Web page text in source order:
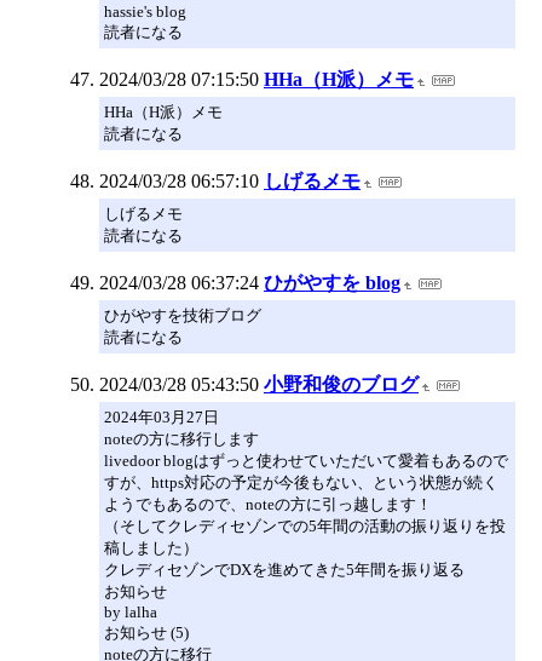
hassie's blog
読者になる
2024/03/28 07:15:50 HHa（H派）メモ
HHa（H派）メモ
読者になる
2024/03/28 06:57:10 しげるメモ
しげるメモ
読者になる
2024/03/28 06:37:24 ひがやすを blog
ひがやすを技術ブログ
読者になる
2024/03/28 05:43:50 小野和俊のブログ
2024年03月27日
noteの方に移行します
livedoor blogはずっと使わせていただいて愛着もあるので
すが、https対応の予定が今後もない、という状態が続く
ようでもあるので、noteの方に引っ越します！
（そしてクレディセゾンでの5年間の活動の振り返りを投
稿しました）
クレディセゾンでDXを進めてきた5年間を振り返る
お知らせ
by lalha
お知らせ (5)
noteの方に移行